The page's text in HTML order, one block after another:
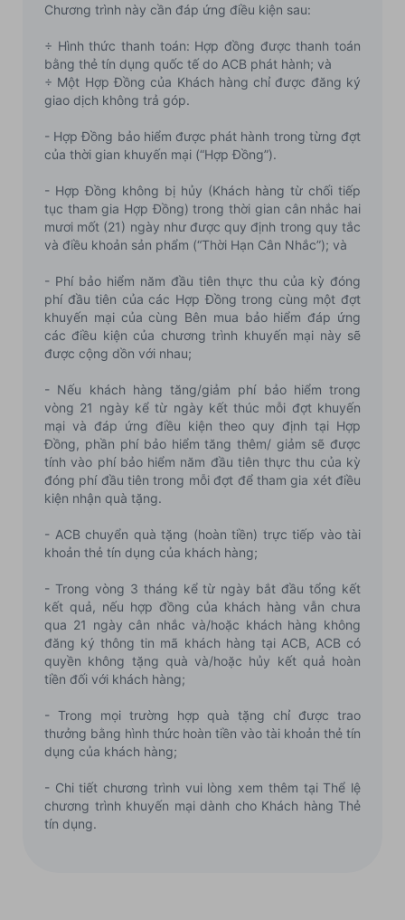
Chương trình này cần đáp ứng điều kiện sau:
÷ Hình thức thanh toán: Hợp đồng được thanh toán
bằng thẻ tín dụng quốc tế do ACB phát hành; và
÷ Một Hợp Đồng của Khách hàng chỉ được đăng ký
giao dịch không trả góp.
- Hợp Đồng bảo hiểm được phát hành trong từng đợt
của thời gian khuyến mại (“Hợp Đồng”).
- Hợp Đồng không bị hủy (Khách hàng từ chối tiếp
tục tham gia Hợp Đồng) trong thời gian cân nhắc hai
mươi mốt (21) ngày như được quy định trong quy tắc
và điều khoản sản phẩm (“Thời Hạn Cân Nhắc”); và
- Phí bảo hiểm năm đầu tiên thực thu của kỳ đóng
phí đầu tiên của các Hợp Đồng trong cùng một đợt
khuyến mại của cùng Bên mua bảo hiểm đáp ứng
các điều kiện của chương trình khuyến mại này sẽ
được cộng dồn với nhau;
- Nếu khách hàng tăng/giảm phí bảo hiểm trong
vòng 21 ngày kể từ ngày kết thúc mỗi đợt khuyến
mại và đáp ứng điều kiện theo quy định tại Hợp
Đồng, phần phí bảo hiểm tăng thêm/ giảm sẽ được
tính vào phí bảo hiểm năm đầu tiên thực thu của kỳ
đóng phí đầu tiên trong mỗi đợt để tham gia xét điều
kiện nhận quà tặng.
- ACB chuyển quà tặng (hoàn tiền) trực tiếp vào tài
khoản thẻ tín dụng của khách hàng;
- Trong vòng 3 tháng kể từ ngày bắt đầu tổng kết
kết quả, nếu hợp đồng của khách hàng vẫn chưa
qua 21 ngày cân nhắc và/hoặc khách hàng không
đăng ký thông tin mã khách hàng tại ACB, ACB có
quyền không tặng quà và/hoặc hủy kết quả hoàn
tiền đối với khách hàng;
- Trong mọi trường hợp quà tặng chỉ được trao
thưởng bằng hình thức hoàn tiền vào tài khoản thẻ tín
dụng của khách hàng;
- Chi tiết chương trình vui lòng xem thêm tại Thể lệ
chương trình khuyến mại dành cho Khách hàng Thẻ
tín dụng.